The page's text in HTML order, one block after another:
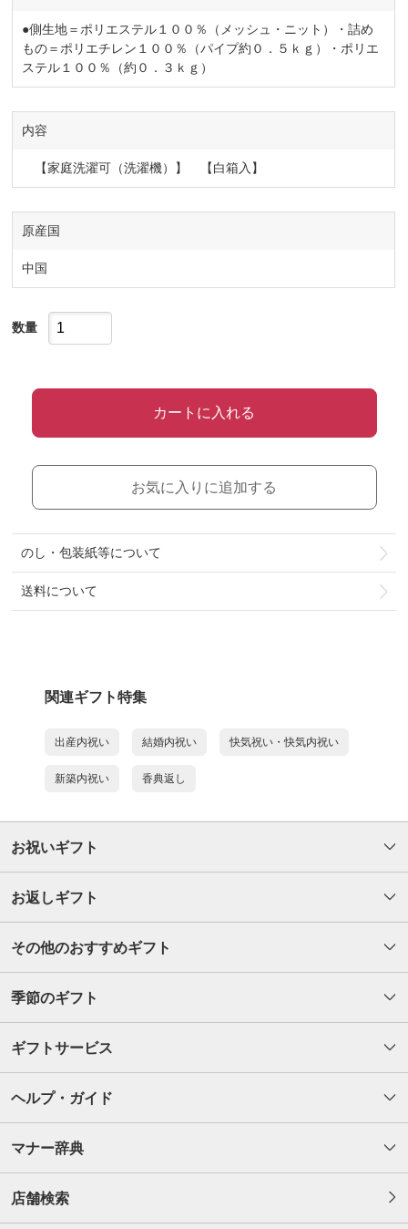
●側生地＝ポリエステル１００％（メッシュ・ニット）・詰め
もの＝ポリエチレン１００％（パイプ約０．５ｋｇ）・ポリエ
ステル１００％（約０．３ｋｇ）
内容
【家庭洗濯可（洗濯機）】 【白箱入】
原産国
中国
数量
カートに入れる
お気に入りに追加する
のし・包装紙等について
送料について
関連ギフト特集
出産内祝い 結婚内祝い 快気祝い・快気内祝い
新築内祝い 香典返し
お祝いギフト
お返しギフト
その他のおすすめギフト
季節のギフト
ギフトサービス
ヘルプ・ガイド
マナー辞典
店舗検索